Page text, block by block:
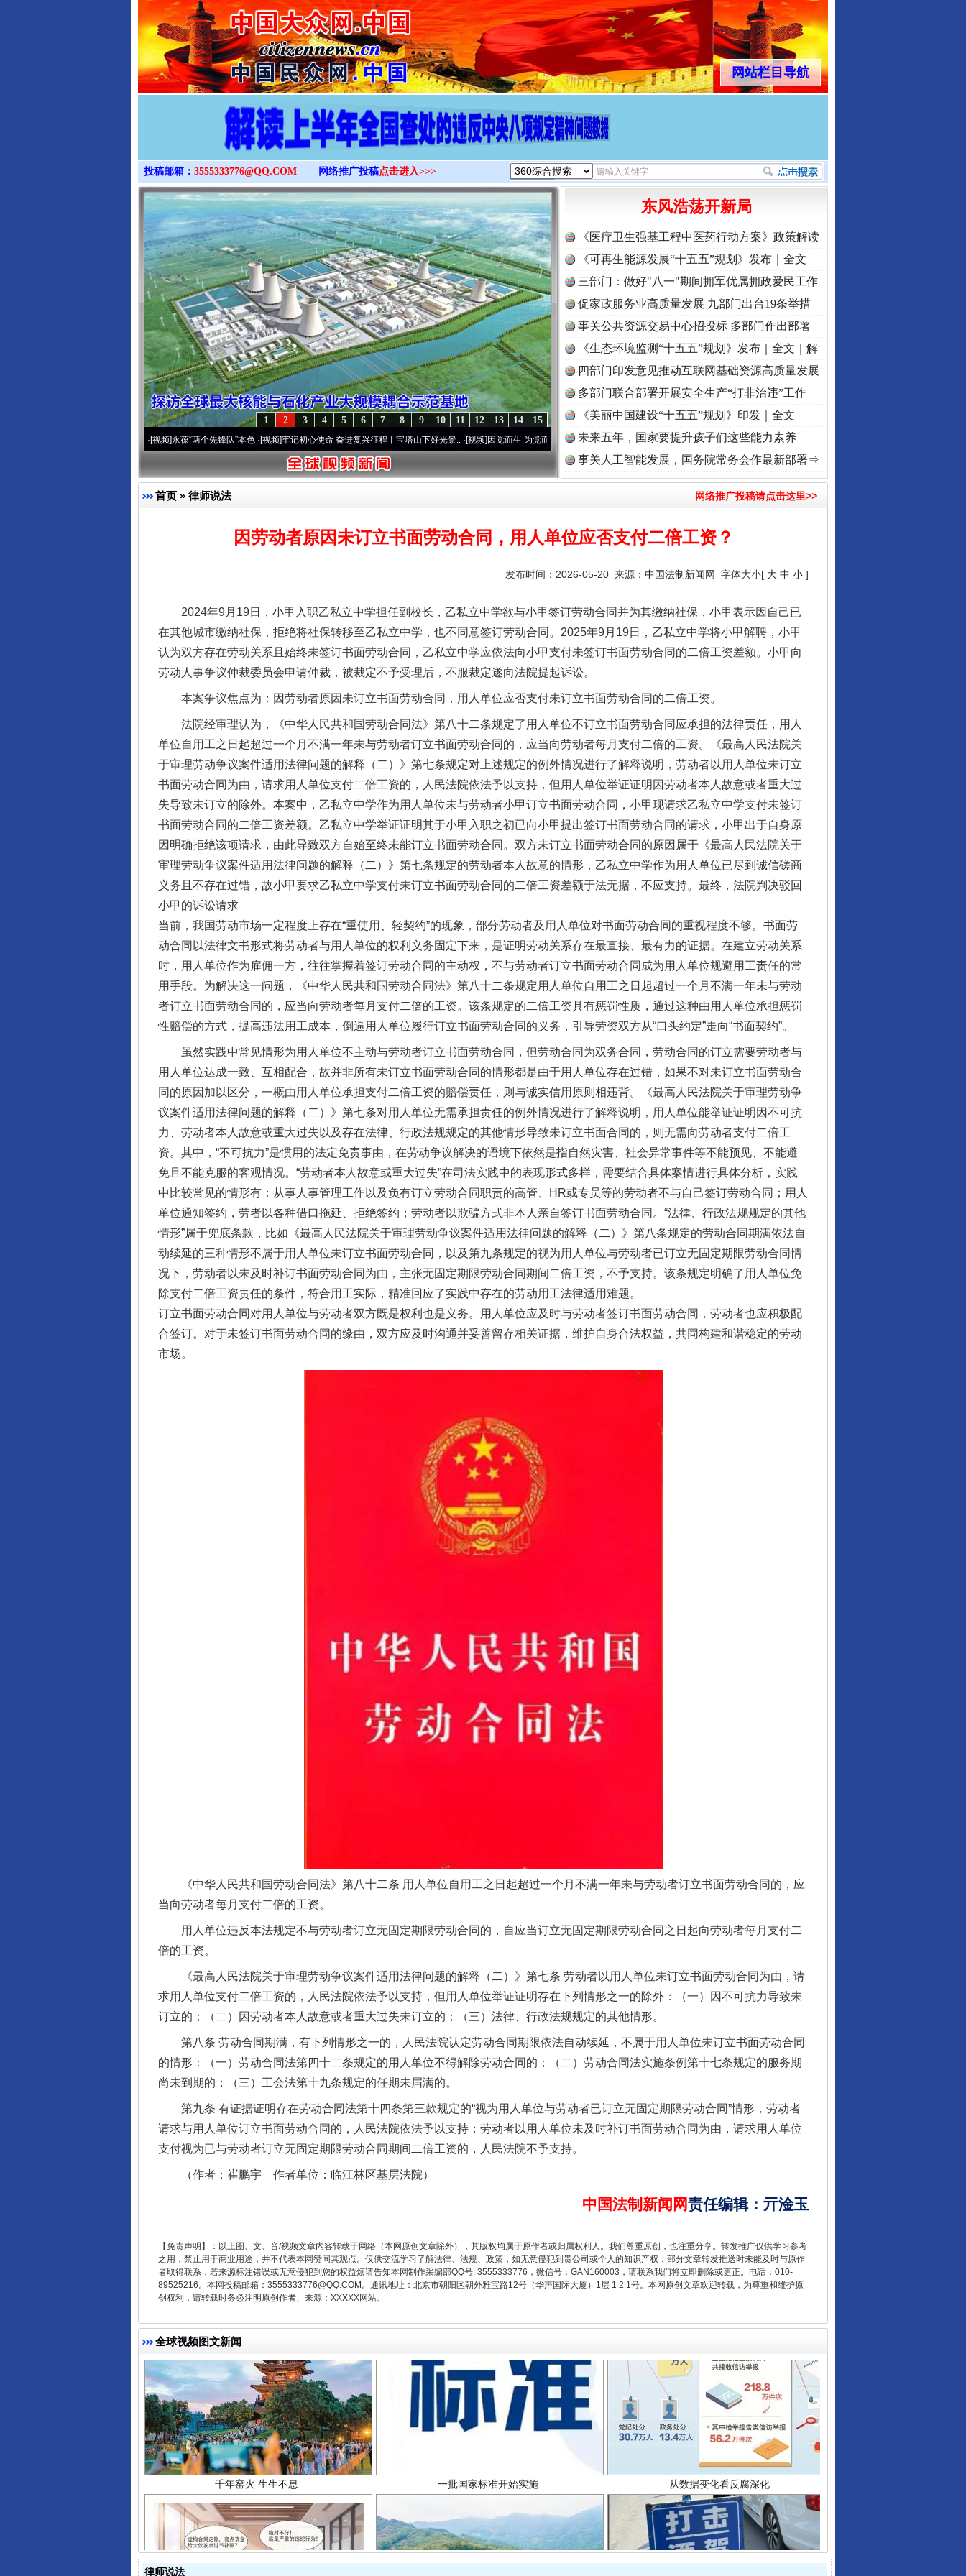
>
网站栏目导航
投稿邮箱： 3555333776@QQ.COM 网络推广投稿点击进入>>>
15
14
13
12
11
10
9
8
7
6
5
4
3
2
1
永葆“两个先锋队”本色·[视频]牢记初心使命 奋进复兴征程丨宝塔山下好光景..·[视频]因党而生 为党而战——百年“纪”事⑧加强纪律..·[视频]牢记初心使命 奋进复兴征程丨“转折之城”激荡..
东风浩荡开新局
《医疗卫生强基工程中医药行动方案》政策解读
《可再生能源发展“十五五”规划》发布｜全文
三部门：做好"八一"期间拥军优属拥政爱民工作
促家政服务业高质量发展 九部门出台19条举措
事关公共资源交易中心招投标 多部门作出部署
《生态环境监测“十五五”规划》发布｜全文｜解
读
四部门印发意见推动互联网基础资源高质量发展
多部门联合部署开展安全生产“打非治违”工作
《美丽中国建设“十五五”规划》印发｜全文
未来五年，国家要提升孩子们这些能力素养
事关人工智能发展，国务院常务会作最新部署⇒
首页 » 律师说法 网络推广投稿请点击这里>>
因劳动者原因未订立书面劳动合同，用人单位应否支付二倍工资？
发布时间：2026-05-20 来源： 中国法制新闻网 字体大小[ 大 中 小 ]
2024年9月19日，小甲入职乙私立中学担任副校长，乙私立中学欲与小甲签订劳动合同并为其缴纳社保，小甲表示因自己已
在其他城市缴纳社保，拒绝将社保转移至乙私立中学，也不同意签订劳动合同。2025年9月19日，乙私立中学将小甲解聘，小甲
认为双方存在劳动关系且始终未签订书面劳动合同，乙私立中学应依法向小甲支付未签订书面劳动合同的二倍工资差额。小甲向
劳动人事争议仲裁委员会申请仲裁，被裁定不予受理后，不服裁定遂向法院提起诉讼。
本案争议焦点为：因劳动者原因未订立书面劳动合同，用人单位应否支付未订立书面劳动合同的二倍工资。
法院经审理认为，《中华人民共和国劳动合同法》第八十二条规定了用人单位不订立书面劳动合同应承担的法律责任，用人
单位自用工之日起超过一个月不满一年未与劳动者订立书面劳动合同的，应当向劳动者每月支付二倍的工资。《最高人民法院关
于审理劳动争议案件适用法律问题的解释（二）》第七条规定对上述规定的例外情况进行了解释说明，劳动者以用人单位未订立
书面劳动合同为由，请求用人单位支付二倍工资的，人民法院依法予以支持，但用人单位举证证明因劳动者本人故意或者重大过
失导致未订立的除外。本案中，乙私立中学作为用人单位未与劳动者小甲订立书面劳动合同，小甲现请求乙私立中学支付未签订
书面劳动合同的二倍工资差额。乙私立中学举证证明其于小甲入职之初已向小甲提出签订书面劳动合同的请求，小甲出于自身原
因明确拒绝该项请求，由此导致双方自始至终未能订立书面劳动合同。双方未订立书面劳动合同的原因属于《最高人民法院关于
审理劳动争议案件适用法律问题的解释（二）》第七条规定的劳动者本人故意的情形，乙私立中学作为用人单位已尽到诚信磋商
义务且不存在过错，故小甲要求乙私立中学支付未订立书面劳动合同的二倍工资差额于法无据，不应支持。最终，法院判决驳回
小甲的诉讼请求
当前，我国劳动市场一定程度上存在“重使用、轻契约”的现象，部分劳动者及用人单位对书面劳动合同的重视程度不够。书面劳
动合同以法律文书形式将劳动者与用人单位的权利义务固定下来，是证明劳动关系存在最直接、最有力的证据。在建立劳动关系
时，用人单位作为雇佣一方，往往掌握着签订劳动合同的主动权，不与劳动者订立书面劳动合同成为用人单位规避用工责任的常
用手段。为解决这一问题，《中华人民共和国劳动合同法》第八十二条规定用人单位自用工之日起超过一个月不满一年未与劳动
者订立书面劳动合同的，应当向劳动者每月支付二倍的工资。该条规定的二倍工资具有惩罚性质，通过这种由用人单位承担惩罚
性赔偿的方式，提高违法用工成本，倒逼用人单位履行订立书面劳动合同的义务，引导劳资双方从“口头约定”走向“书面契约”。
虽然实践中常见情形为用人单位不主动与劳动者订立书面劳动合同，但劳动合同为双务合同，劳动合同的订立需要劳动者与
用人单位达成一致、互相配合，故并非所有未订立书面劳动合同的情形都是由于用人单位存在过错，如果不对未订立书面劳动合
同的原因加以区分，一概由用人单位承担支付二倍工资的赔偿责任，则与诚实信用原则相违背。《最高人民法院关于审理劳动争
议案件适用法律问题的解释（二）》第七条对用人单位无需承担责任的例外情况进行了解释说明，用人单位能举证证明因不可抗
力、劳动者本人故意或重大过失以及存在法律、行政法规规定的其他情形导致未订立书面合同的，则无需向劳动者支付二倍工
资。其中，“不可抗力”是惯用的法定免责事由，在劳动争议解决的语境下依然是指自然灾害、社会异常事件等不能预见、不能避
免且不能克服的客观情况。“劳动者本人故意或重大过失”在司法实践中的表现形式多样，需要结合具体案情进行具体分析，实践
中比较常见的情形有：从事人事管理工作以及负有订立劳动合同职责的高管、HR或专员等的劳动者不与自己签订劳动合同；用人
单位通知签约，劳者以各种借口拖延、拒绝签约；劳动者以欺骗方式非本人亲自签订书面劳动合同。“法律、行政法规规定的其他
情形”属于兜底条款，比如《最高人民法院关于审理劳动争议案件适用法律问题的解释（二）》第八条规定的劳动合同期满依法自
动续延的三种情形不属于用人单位未订立书面劳动合同，以及第九条规定的视为用人单位与劳动者已订立无固定期限劳动合同情
况下，劳动者以未及时补订书面劳动合同为由，主张无固定期限劳动合同期间二倍工资，不予支持。该条规定明确了用人单位免
除支付二倍工资责任的条件，符合用工实际，精准回应了实践中存在的劳动用工法律适用难题。
订立书面劳动合同对用人单位与劳动者双方既是权利也是义务。用人单位应及时与劳动者签订书面劳动合同，劳动者也应积极配
合签订。对于未签订书面劳动合同的缘由，双方应及时沟通并妥善留存相关证据，维护自身合法权益，共同构建和谐稳定的劳动
市场。
《中华人民共和国劳动合同法》第八十二条 用人单位自用工之日起超过一个月不满一年未与劳动者订立书面劳动合同的，应
当向劳动者每月支付二倍的工资。
用人单位违反本法规定不与劳动者订立无固定期限劳动合同的，自应当订立无固定期限劳动合同之日起向劳动者每月支付二
倍的工资。
《最高人民法院关于审理劳动争议案件适用法律问题的解释（二）》第七条 劳动者以用人单位未订立书面劳动合同为由，请
求用人单位支付二倍工资的，人民法院依法予以支持，但用人单位举证证明存在下列情形之一的除外：（一）因不可抗力导致未
订立的；（二）因劳动者本人故意或者重大过失未订立的；（三）法律、行政法规规定的其他情形。
第八条 劳动合同期满，有下列情形之一的，人民法院认定劳动合同期限依法自动续延，不属于用人单位未订立书面劳动合同
的情形：（一）劳动合同法第四十二条规定的用人单位不得解除劳动合同的；（二）劳动合同法实施条例第十七条规定的服务期
尚未到期的；（三）工会法第十九条规定的任期未届满的。
第九条 有证据证明存在劳动合同法第十四条第三款规定的“视为用人单位与劳动者已订立无固定期限劳动合同”情形，劳动者
请求与用人单位订立书面劳动合同的，人民法院依法予以支持；劳动者以用人单位未及时补订书面劳动合同为由，请求用人单位
支付视为已与劳动者订立无固定期限劳动合同期间二倍工资的，人民法院不予支持。
（作者：崔鹏宇 作者单位：临江林区基层法院）
中国法制新闻网责任编辑： 亓淦玉
【免责声明】：以上图、文、音/视频文章内容转载于网络（本网原创文章除外），其版权均属于原作者或归属权利人。我们尊重原创，也注重分享。转发推广仅供学习参考
之用，禁止用于商业用途，并不代表本网赞同其观点。仅供交流学习了解法律、法规、政策，如无意侵犯到贵公司或个人的知识产权，部分文章转发推送时未能及时与原作
者取得联系，若来源标注错误或无意侵犯到您的权益烦请告知本网制作采编部QQ号: 3555333776，微信号：GAN160003，请联系我们将立即删除或更正。电话：010-
89525216。本网投稿邮箱：3555333776@QQ.COM。通讯地址：北京市朝阳区朝外雅宝路12号（华声国际大厦）1层 1 2 1号。本网原创文章欢迎转载，为尊重和维护原
创权利，请转载时务必注明原创作者、来源：XXXXX网站。
全球视频图文新闻
完善运行机制助力责任有效落实 一纸欠条伤亲情 巡回调解促和解..
让核能赋能千行百业
千年窑火 生生不息 一批国家标准开始实施 从数据变化看反腐深化
律师说法